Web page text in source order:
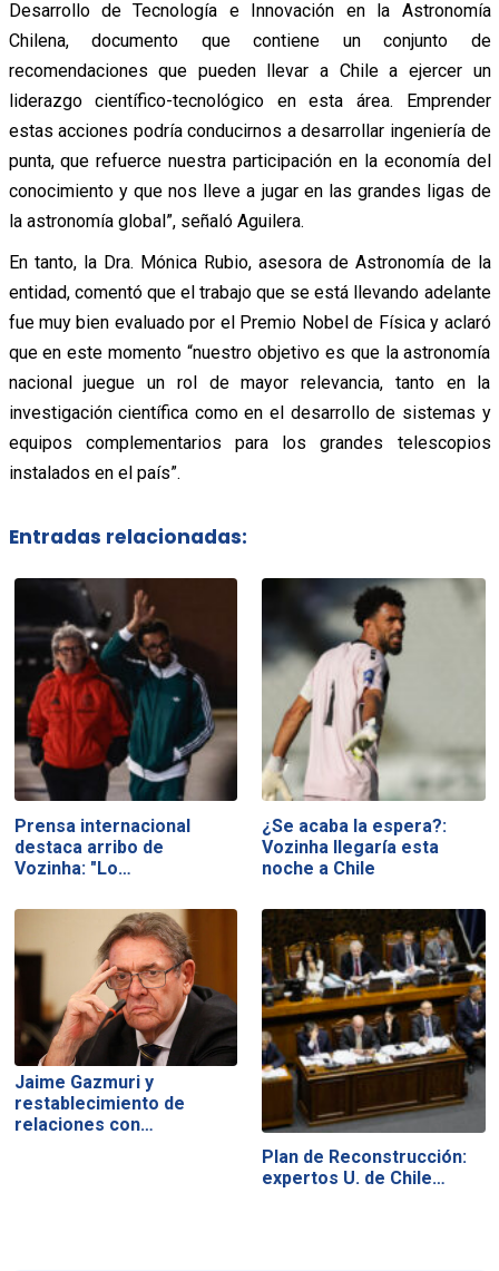
Desarrollo de Tecnología e Innovación en la Astronomía
Chilena, documento que contiene un conjunto de
recomendaciones que pueden llevar a Chile a ejercer un
liderazgo científico-tecnológico en esta área. Emprender
estas acciones podría conducirnos a desarrollar ingeniería de
punta, que refuerce nuestra participación en la economía del
conocimiento y que nos lleve a jugar en las grandes ligas de
la astronomía global”, señaló Aguilera.
En tanto, la Dra. Mónica Rubio, asesora de Astronomía de la
entidad, comentó que el trabajo que se está llevando adelante
fue muy bien evaluado por el Premio Nobel de Física y aclaró
que en este momento “nuestro objetivo es que la astronomía
nacional juegue un rol de mayor relevancia, tanto en la
investigación científica como en el desarrollo de sistemas y
equipos complementarios para los grandes telescopios
instalados en el país”.
Entradas relacionadas:
Prensa internacional
destaca arribo de
Vozinha: "Lo…
¿Se acaba la espera?:
Vozinha llegaría esta
noche a Chile
Jaime Gazmuri y
restablecimiento de
relaciones con…
Plan de Reconstrucción:
expertos U. de Chile…